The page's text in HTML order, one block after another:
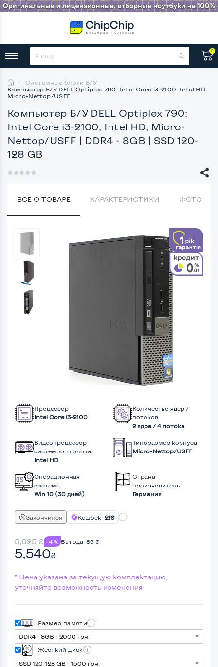
0
Системные блоки Б/У
Компьютер Б/У DELL Optiplex 790: Intel Core i3-2100, Intel HD,
Micro-Nettop/USFF
Компьютер Б/У DELL Optiplex 790:
Intel Core i3-2100, Intel HD, Micro-
Nettop/USFF | DDR4 - 8GB | SSD 120-
128 GB
ВСЕ О ТОВАРЕ ХАРАКТЕРИСТИКИ ФОТО
Процессор
Intel Core i3-2100
Количество ядер /
потоков
2 ядра / 4 потока
Видеопроцессор
системного блока
Intel HD
Типоразмер корпуса
Micro-Nettop/USFF
Операционная
система
Win 10 (30 дней)
Страна
производитель
Германия
Закончился Кешбек 21₴
5,625₴ -4 % Выгода: 85 ₴
5,540₴
* Цена указана за текущую комплектацию,
уточняйте возможность изменения
Размер памяти
Жесткий диск